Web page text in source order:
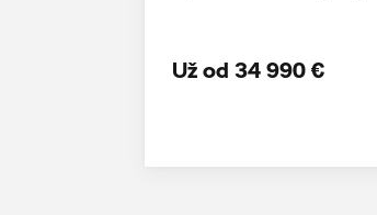
Už od 34 990 €